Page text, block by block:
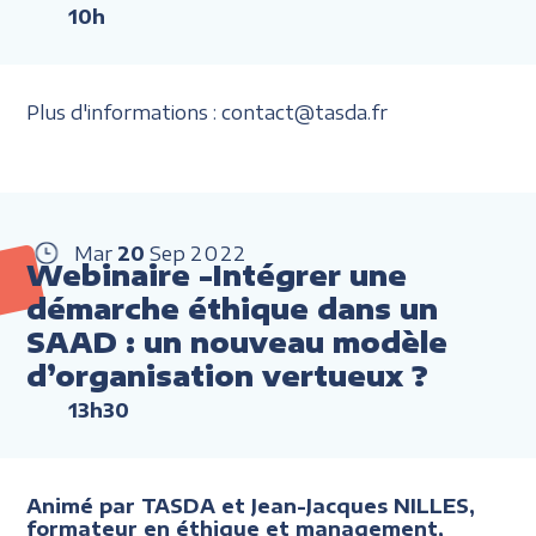
10h
Plus d'informations : contact@tasda.fr
Mar 20 Sep 2022
Webinaire -Intégrer une
démarche éthique dans un
SAAD : un nouveau modèle
d’organisation vertueux ?
13h30
Animé par TASDA et Jean-Jacques NILLES,
formateur en éthique et management,